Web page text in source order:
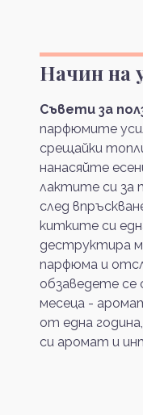
Начин на
Съвети за
парфюмите
срещайки
нанасяйте
лактите си за
след
китките си
деструктира
парфюма и
обзаведете се
месеца -
от една
си аромат и